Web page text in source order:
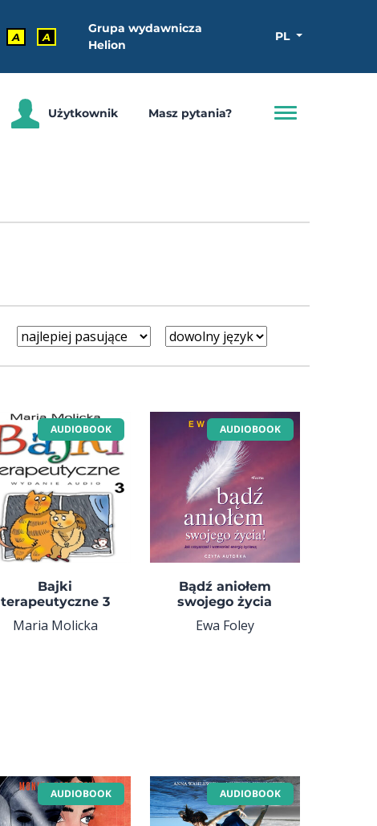
A A
Grupa wydawnicza
Helion
PL
Użytkownik Masz pytania?
AUDIOBOOK
Bajki
terapeutyczne 3
Maria Molicka
AUDIOBOOK
Bądź aniołem
swojego życia
Ewa Foley
AUDIOBOOK AUDIOBOOK